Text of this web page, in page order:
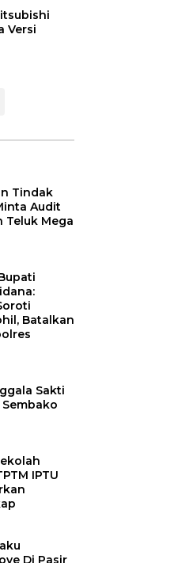
Versi
Tindak
Audit
Teluk Mega
Batalkan
Sakti
Sembako
IPTU
Di Pasir